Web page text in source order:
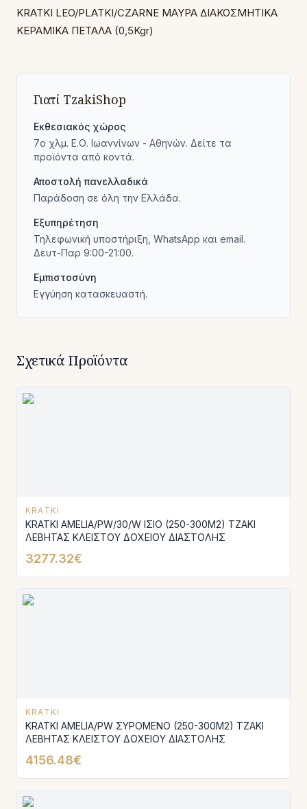
KRATKI LEO/PLATKI/CZARNE ΜΑΥΡΑ ΔΙΑΚΟΣΜΗΤΙΚΑ
ΚΕΡΑΜΙΚΑ ΠΕΤΑΛΑ (0,5Kgr)
Γιατί TzakiShop
Εκθεσιακός χώρος
7ο χλμ. Ε.Ο. Ιωαννίνων - Αθηνών. Δείτε τα
προϊόντα από κοντά.
Αποστολή πανελλαδικά
Παράδοση σε όλη την Ελλάδα.
Εξυπηρέτηση
Τηλεφωνική υποστήριξη, WhatsApp και email.
Δευτ-Παρ 9:00-21:00.
Εμπιστοσύνη
Εγγύηση κατασκευαστή.
Σχετικά Προϊόντα
KRATKI
KRATKI AMELIA/PW/30/W ΙΣΙΟ (250-300M2) ΤΖΑΚΙ
ΛΕΒΗΤΑΣ ΚΛΕΙΣΤΟΥ ΔΟΧΕΙΟΥ ΔΙΑΣΤΟΛΗΣ
3277.32€
KRATKI
KRATKI AMELIA/PW ΣΥΡΟΜΕΝΟ (250-300M2) ΤΖΑΚΙ
ΛΕΒΗΤΑΣ ΚΛΕΙΣΤΟΥ ΔΟΧΕΙΟΥ ΔΙΑΣΤΟΛΗΣ
4156.48€